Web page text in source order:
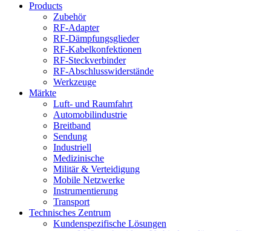
Products
Zubehör
RF-Adapter
RF-Dämpfungsglieder
RF-Kabelkonfektionen
RF-Steckverbinder
RF-Abschlusswiderstände
Werkzeuge
Märkte
Luft- und Raumfahrt
Automobilindustrie
Breitband
Sendung
Industriell
Medizinische
Militär & Verteidigung
Mobile Netzwerke
Instrumentierung
Transport
Technisches Zentrum
Kundenspezifische Lösungen